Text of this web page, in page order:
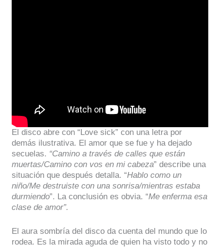
El disco abre con “Love sick” con una letra por
demás ilustrativa. El amor que se fue y ha dejado
secuelas. “Camino a través de calles que están
muertas/Camino con vos en mi cabeza” describe una
situación que después detalla. “Hablo como un
niño/Me destruiste con una sonrisa/mientras estaba
durmiendo”. La conclusión es obvia. “Me enferma esa
clase de amor”.
El aura sombría del disco da cuenta del mundo que lo
rodea. Es la mirada aguda de quien ha visto todo y no